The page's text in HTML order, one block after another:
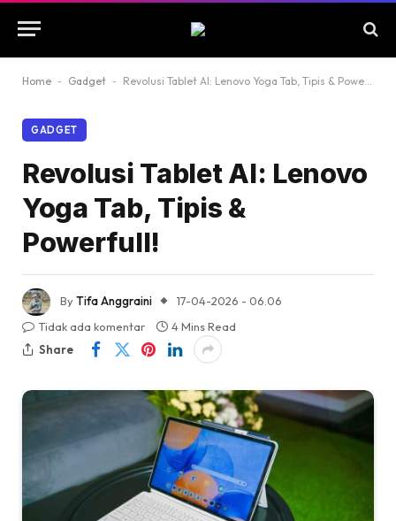
Home - Gadget - Revolusi Tablet AI: Lenovo Yoga Tab, Tipis & Powerfull!
GADGET
Revolusi Tablet AI: Lenovo
Yoga Tab, Tipis &
Powerfull!
ByTifa Anggraini
17-04-2026 - 06.06
Tidak ada komentar
4 Mins Read
Share